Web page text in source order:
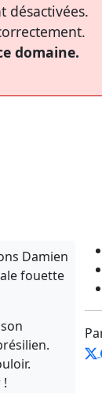
désactivées.
domaine.
Damien
fouette